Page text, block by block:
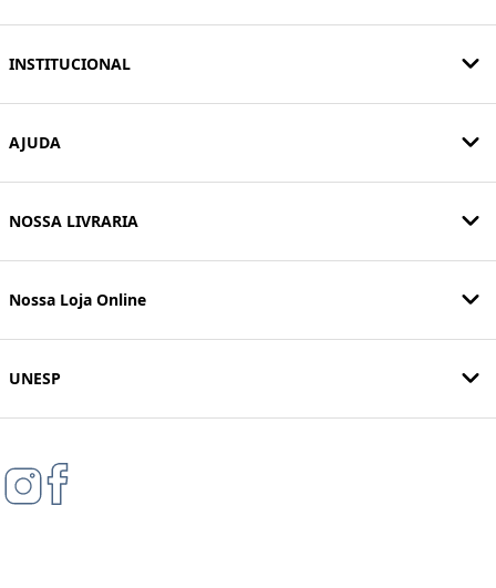
INSTITUCIONAL
AJUDA
NOSSA LIVRARIA
Nossa Loja Online
UNESP